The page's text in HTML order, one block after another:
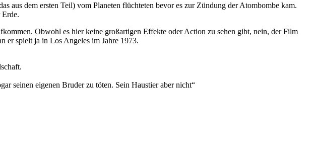
aus dem ersten Teil) vom Planeten flüchteten bevor es zur Zündung der Atombombe kam.
Obwohl es hier keine großartigen Effekte oder Action zu sehen gibt, nein, der Film
er spielt ja in Los Angeles im Jahre 1973.
seinen eigenen Bruder zu töten. Sein Haustier aber nicht“